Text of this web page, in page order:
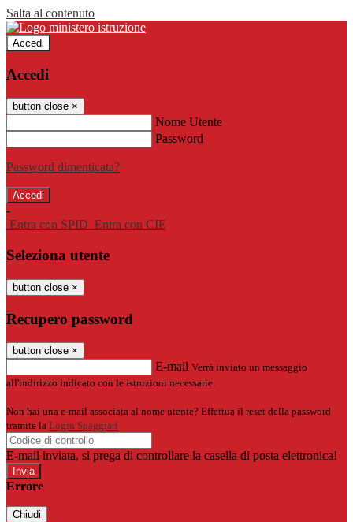
Salta al contenuto
Accedi
Accedi
button close ×
Nome Utente
Password
Password dimenticata?
-
Entra con SPID Entra con CIE
Seleziona utente
button close ×
Recupero password
button close ×
E-mail Verrà inviato un messaggio
all'indirizzo indicato con le istruzioni necessarie.
Non hai una e-mail associata al nome utente? Effettua il reset della password
tramite la Login Spaggiari
E-mail inviata, si prega di controllare la casella di posta elettronica!
Errore
Chiudi